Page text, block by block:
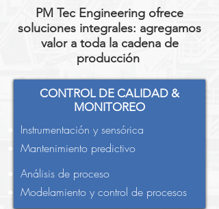
PM Tec Engineering ofrece
soluciones integrales: agregamos
valor a toda la cadena de
producción
Instrumentación y sensórica
Mantenimiento predictivo
Análisis de proceso
Modelamiento y control de procesos
CONTROL DE CALIDAD &
MONITOREO